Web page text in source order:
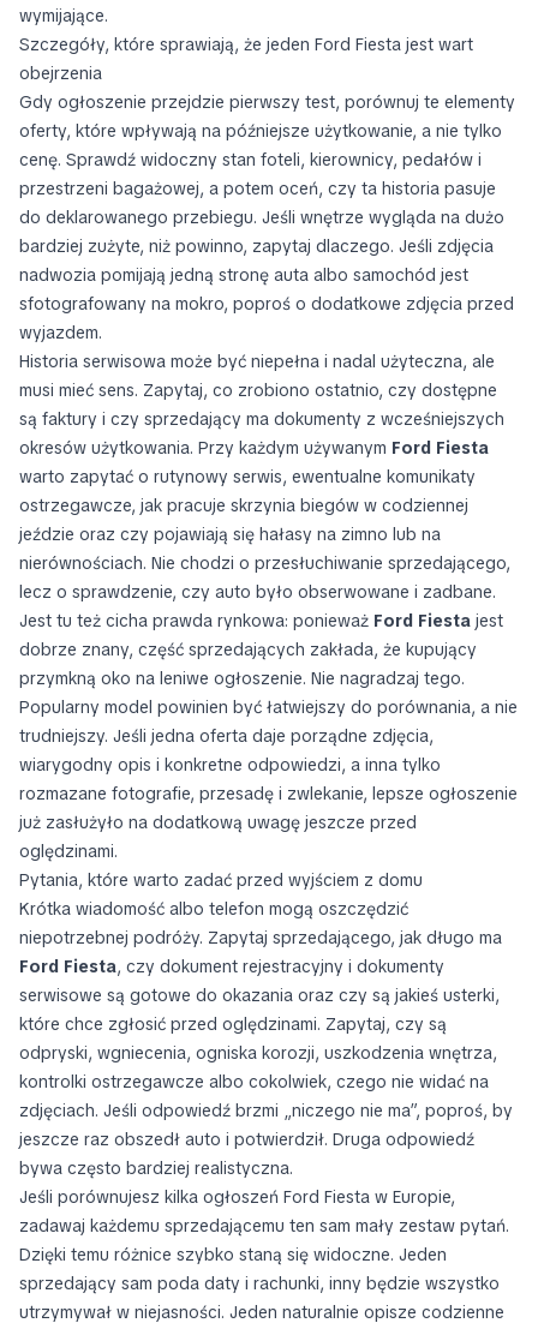
wymijające.
Szczegóły, które sprawiają, że jeden Ford Fiesta jest wart
obejrzenia
Gdy ogłoszenie przejdzie pierwszy test, porównuj te elementy
oferty, które wpływają na późniejsze użytkowanie, a nie tylko
cenę. Sprawdź widoczny stan foteli, kierownicy, pedałów i
przestrzeni bagażowej, a potem oceń, czy ta historia pasuje
do deklarowanego przebiegu. Jeśli wnętrze wygląda na dużo
bardziej zużyte, niż powinno, zapytaj dlaczego. Jeśli zdjęcia
nadwozia pomijają jedną stronę auta albo samochód jest
sfotografowany na mokro, poproś o dodatkowe zdjęcia przed
wyjazdem.
Historia serwisowa może być niepełna i nadal użyteczna, ale
musi mieć sens. Zapytaj, co zrobiono ostatnio, czy dostępne
są faktury i czy sprzedający ma dokumenty z wcześniejszych
okresów użytkowania. Przy każdym używanym Ford Fiesta
warto zapytać o rutynowy serwis, ewentualne komunikaty
ostrzegawcze, jak pracuje skrzynia biegów w codziennej
jeździe oraz czy pojawiają się hałasy na zimno lub na
nierównościach. Nie chodzi o przesłuchiwanie sprzedającego,
lecz o sprawdzenie, czy auto było obserwowane i zadbane.
Jest tu też cicha prawda rynkowa: ponieważ Ford Fiesta jest
dobrze znany, część sprzedających zakłada, że kupujący
przymkną oko na leniwe ogłoszenie. Nie nagradzaj tego.
Popularny model powinien być łatwiejszy do porównania, a nie
trudniejszy. Jeśli jedna oferta daje porządne zdjęcia,
wiarygodny opis i konkretne odpowiedzi, a inna tylko
rozmazane fotografie, przesadę i zwlekanie, lepsze ogłoszenie
już zasłużyło na dodatkową uwagę jeszcze przed
oględzinami.
Pytania, które warto zadać przed wyjściem z domu
Krótka wiadomość albo telefon mogą oszczędzić
niepotrzebnej podróży. Zapytaj sprzedającego, jak długo ma
Ford Fiesta, czy dokument rejestracyjny i dokumenty
serwisowe są gotowe do okazania oraz czy są jakieś usterki,
które chce zgłosić przed oględzinami. Zapytaj, czy są
odpryski, wgniecenia, ogniska korozji, uszkodzenia wnętrza,
kontrolki ostrzegawcze albo cokolwiek, czego nie widać na
zdjęciach. Jeśli odpowiedź brzmi „niczego nie ma”, poproś, by
jeszcze raz obszedł auto i potwierdził. Druga odpowiedź
bywa często bardziej realistyczna.
Jeśli porównujesz kilka ogłoszeń Ford Fiesta w Europie,
zadawaj każdemu sprzedającemu ten sam mały zestaw pytań.
Dzięki temu różnice szybko staną się widoczne. Jeden
sprzedający sam poda daty i rachunki, inny będzie wszystko
utrzymywał w niejasności. Jeden naturalnie opisze codzienne